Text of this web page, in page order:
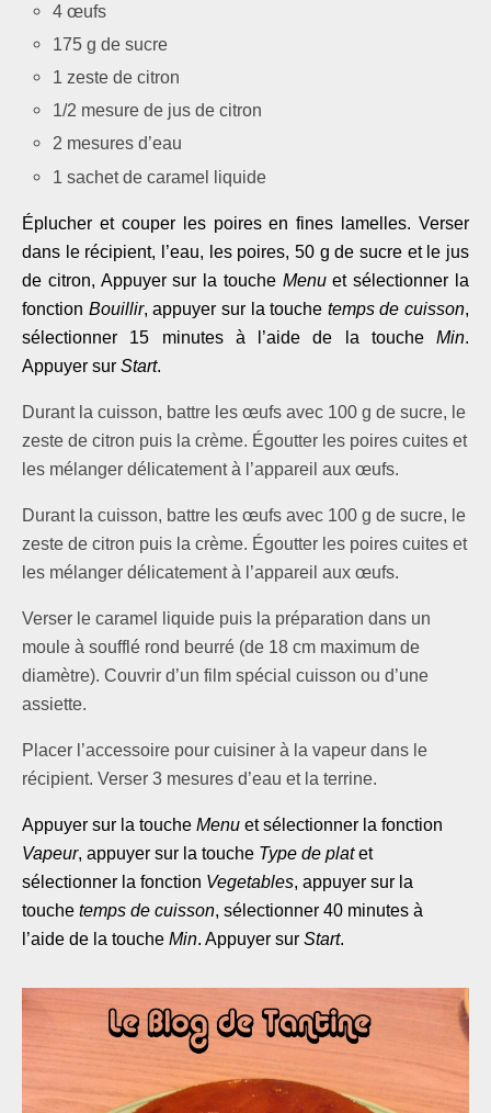
4 œufs
175 g de sucre
1 zeste de citron
1/2 mesure de jus de citron
2 mesures d’eau
1 sachet de caramel liquide
Éplucher et couper les poires en fines lamelles. Verser
dans le récipient, l’eau, les poires, 50 g de sucre et le jus
de citron, Appuyer sur la touche Menuet sélectionner la
fonction Bouillir, appuyer sur la touche temps de cuisson,
sélectionner 15 minutes à l’aide de la touche Min.
Appuyer sur Start.
Durant la cuisson, battre les œufs avec 100 g de sucre, le
zeste de citron puis la crème. Égoutter les poires cuites et
les mélanger délicatement à l’appareil aux œufs.
Durant la cuisson, battre les œufs avec 100 g de sucre, le
zeste de citron puis la crème. Égoutter les poires cuites et
les mélanger délicatement à l’appareil aux œufs.
Verser le caramel liquide puis la préparation dans un
moule à soufflé rond beurré (de 18 cm maximum de
diamètre). Couvrir d’un film spécial cuisson ou d’une
assiette.
Placer l’accessoire pour cuisiner à la vapeur dans le
récipient. Verser 3 mesures d’eau et la terrine.
Appuyer sur la touche Menu et sélectionner la fonction
Vapeur, appuyer sur la touche Type de platet
sélectionner la fonction Vegetables, appuyer sur la
touche temps de cuisson, sélectionner 40 minutes à
l’aide de la touche Min. Appuyer sur Start.